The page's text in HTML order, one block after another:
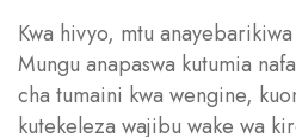
Kwa hivyo, mtu
Mungu anapaswa kutumia
cha tumaini kwa wengine,
kutekeleza wajibu wake wa